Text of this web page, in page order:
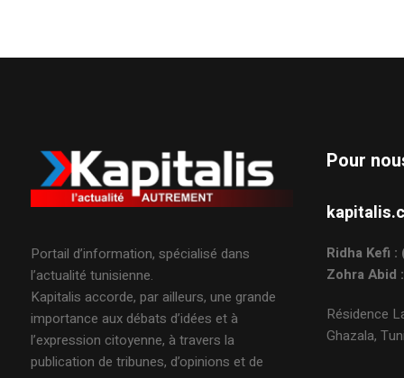
Portail d’information, spécialisé dans
l’actualité tunisienne.
Kapitalis accorde, par ailleurs, une grande
importance aux débats d’idées et à
l’expression citoyenne, à travers la
publication de tribunes, d’opinions et de
Pour
Ridha Kefi
Zohra Abid
Résidence
Ghazala,